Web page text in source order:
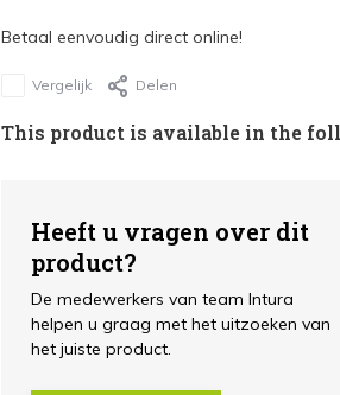
Betaal eenvoudig direct online!
Vergelijk Delen
This product is available in the
Heeft u vragen over dit
product?
De medewerkers van team Intura
helpen u graag met het uitzoeken van
het juiste product.